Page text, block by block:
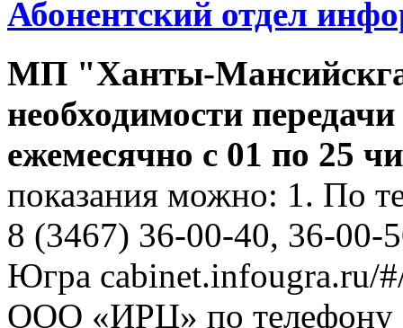
Абонентский отдел
МП "Ханты-
необходимости
ежемесячно с 01 по 25
показания можно: 1. По
8 (3467) 36-00-40, 36-00-
Югра cabinet.infougra.ru/
ООО «ИРЦ» по телефону